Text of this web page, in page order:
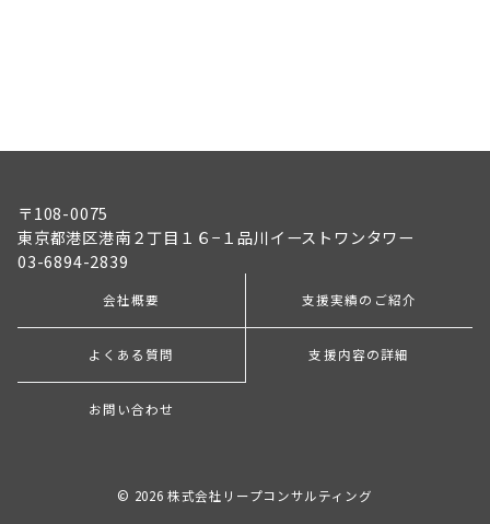
〒108-0075
東京都港区港南２丁目１６−１品川イーストワンタワー
03-6894-2839
会社概要 支援実績のご紹介
よくある質問 支援内容の詳細
お問い合わせ
© 2026 株式会社リープコンサルティング